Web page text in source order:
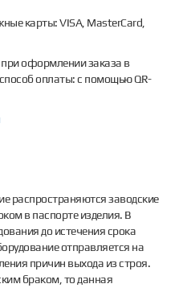
карты: VISA, MasterCard,
оформлении заказа в
оплаты: с помощью QR-
распространяются заводские
в паспорте изделия. В
до истечения срока
отправляется на
причин выхода из строя.
браком, то данная